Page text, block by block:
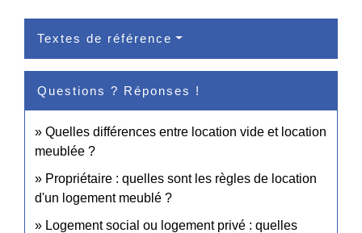
Textes de référence
Questions ? Réponses !
Quelles différences entre location vide et location
meublée ?
Propriétaire : quelles sont les règles de location
d'un logement meublé ?
Logement social ou logement privé : quelles